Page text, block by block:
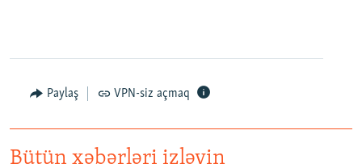
Paylaş VPN-siz açmaq
Bütün xəbərləri izləyin